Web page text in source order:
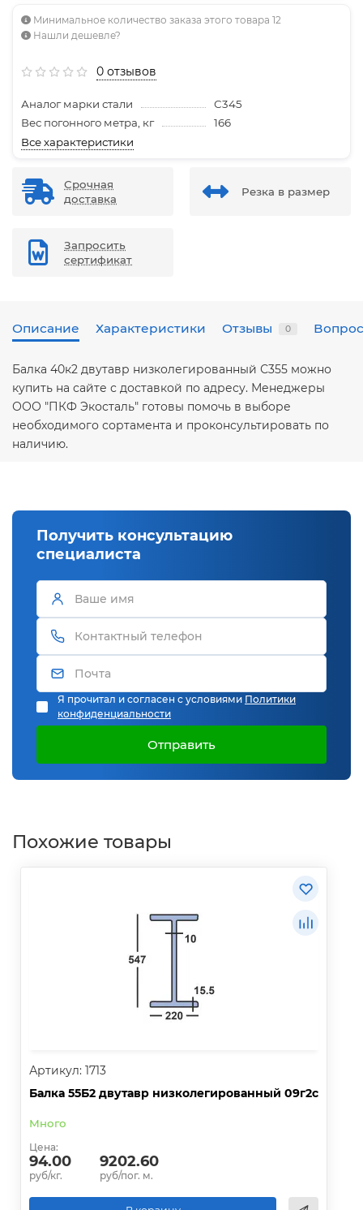
Минимальное количество заказа этого товара 12
Нашли дешевле?
0 отзывов
Аналог марки стали
С345
Вес погонного метра, кг
166
Все характеристики
Срочная
доставка
Резка в размер
Запросить
сертификат
Описание Характеристики Отзывы 0
Балка 40к2 двутавр низколегированный С355 можно
купить на сайте с доставкой по адресу. Менеджеры
ООО "ПКФ Экосталь" готовы помочь в выборе
необходимого сортамента и проконсультировать по
наличию.
Получить консультацию
специалиста
Я прочитал и согласен с условиями Политики
конфиденциальности
Отправить
Похожие товары
Артикул: 1713
Балка 55Б2 двутавр низколегированный 09г2с
Много
Цена:
94.00
руб/кг.
9202.60
руб/пог. м.